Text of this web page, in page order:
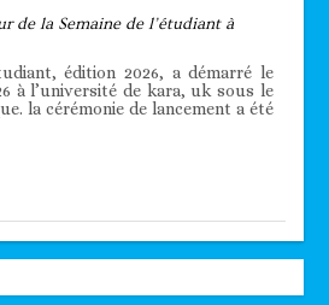
de la Semaine de l’étudiant à
édition 2026, a démarré le
à l’université de kara, uk sous le
la cérémonie de lancement a été